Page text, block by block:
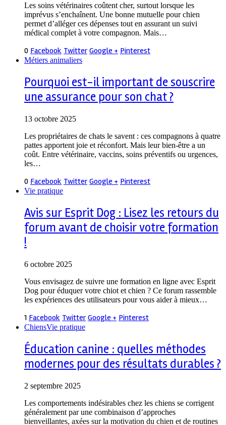
Les soins vétérinaires coûtent cher, surtout lorsque les
imprévus s’enchaînent. Une bonne mutuelle pour chien
permet d’alléger ces dépenses tout en assurant un suivi
médical complet à votre compagnon. Mais…
0 Facebook Twitter Google + Pinterest
Métiers animaliers
Pourquoi est-il important de souscrire
une assurance pour son chat ?
13 octobre 2025
Les propriétaires de chats le savent : ces compagnons à quatre
pattes apportent joie et réconfort. Mais leur bien-être a un
coût. Entre vétérinaire, vaccins, soins préventifs ou urgences,
les…
0 Facebook Twitter Google + Pinterest
Vie pratique
Avis sur Esprit Dog : Lisez les retours du
forum avant de choisir votre formation
!
6 octobre 2025
Vous envisagez de suivre une formation en ligne avec Esprit
Dog pour éduquer votre chiot et chien ? Ce forum rassemble
les expériences des utilisateurs pour vous aider à mieux…
1 Facebook Twitter Google + Pinterest
ChiensVie pratique
Éducation canine : quelles méthodes
modernes pour des résultats durables ?
2 septembre 2025
Les comportements indésirables chez les chiens se corrigent
généralement par une combinaison d’approches
bienveillantes, axées sur la motivation du chien et de routines